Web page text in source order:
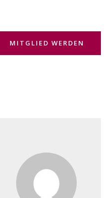
MITGLIED WERDEN